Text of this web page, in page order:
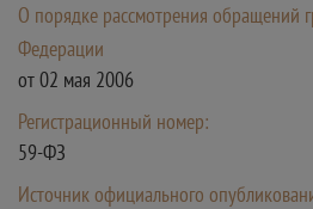
О порядке рассмотрения обращений
Федерации
от 02 мая 2006
Регистрационный номер:
59-ФЗ
Источник официального